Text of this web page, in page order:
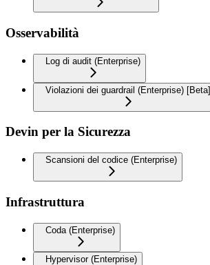
Osservabilità
Log di audit (Enterprise)
Violazioni dei guardrail (Enterprise) [Beta]
Devin per la Sicurezza
Scansioni del codice (Enterprise)
Infrastruttura
Coda (Enterprise)
Hypervisor (Enterprise)